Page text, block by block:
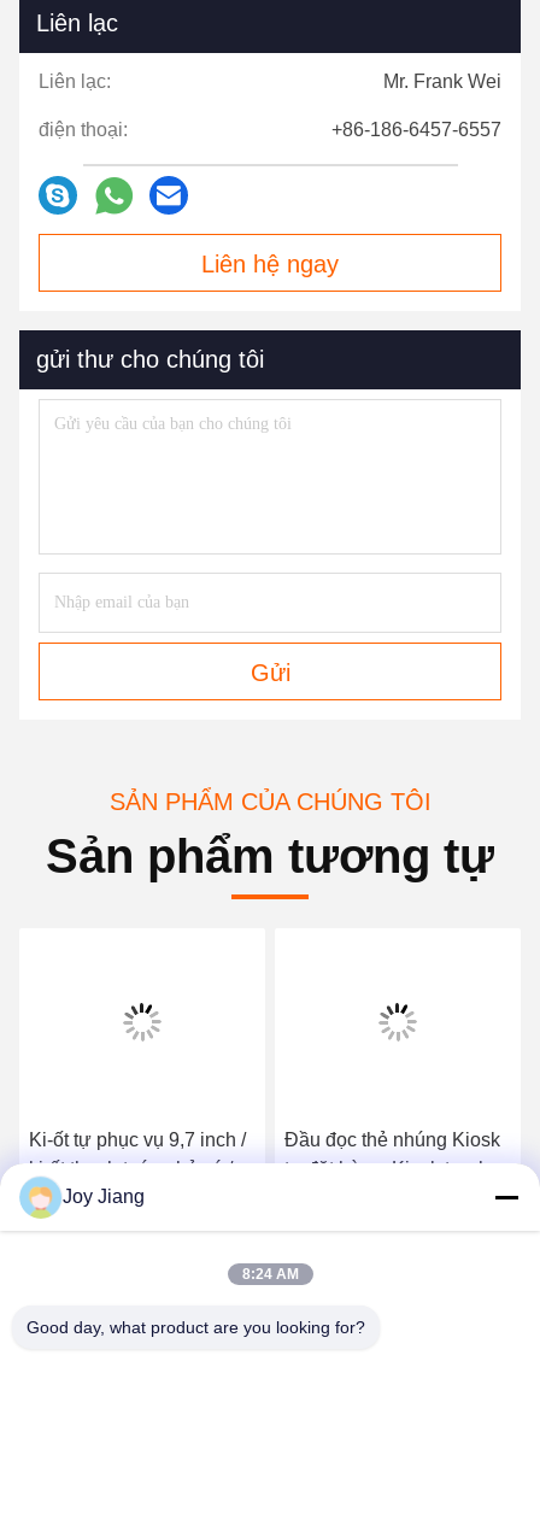
Liên lạc
Liên lạc: Mr. Frank Wei
điện thoại: +86-186-6457-6557
Liên hệ ngay
gửi thư cho chúng tôi
Gửi
SẢN PHẨM CỦA CHÚNG TÔI
Sản phẩm tương tự
Ki-ốt tự phục vụ 9,7 inch /
ki-ốt thanh toán nhỏ có /
không có Bộ rút tiền mặt,
Kiosk bán vé để bán vé
Nhận giá tốt nhất
Đầu đọc thẻ nhúng Kiosk
tự đặt hàng, Kiosk tự phục
Nhận giá tốt nhất
Joy Jiang
8:24 AM
Good day, what product are you looking for?